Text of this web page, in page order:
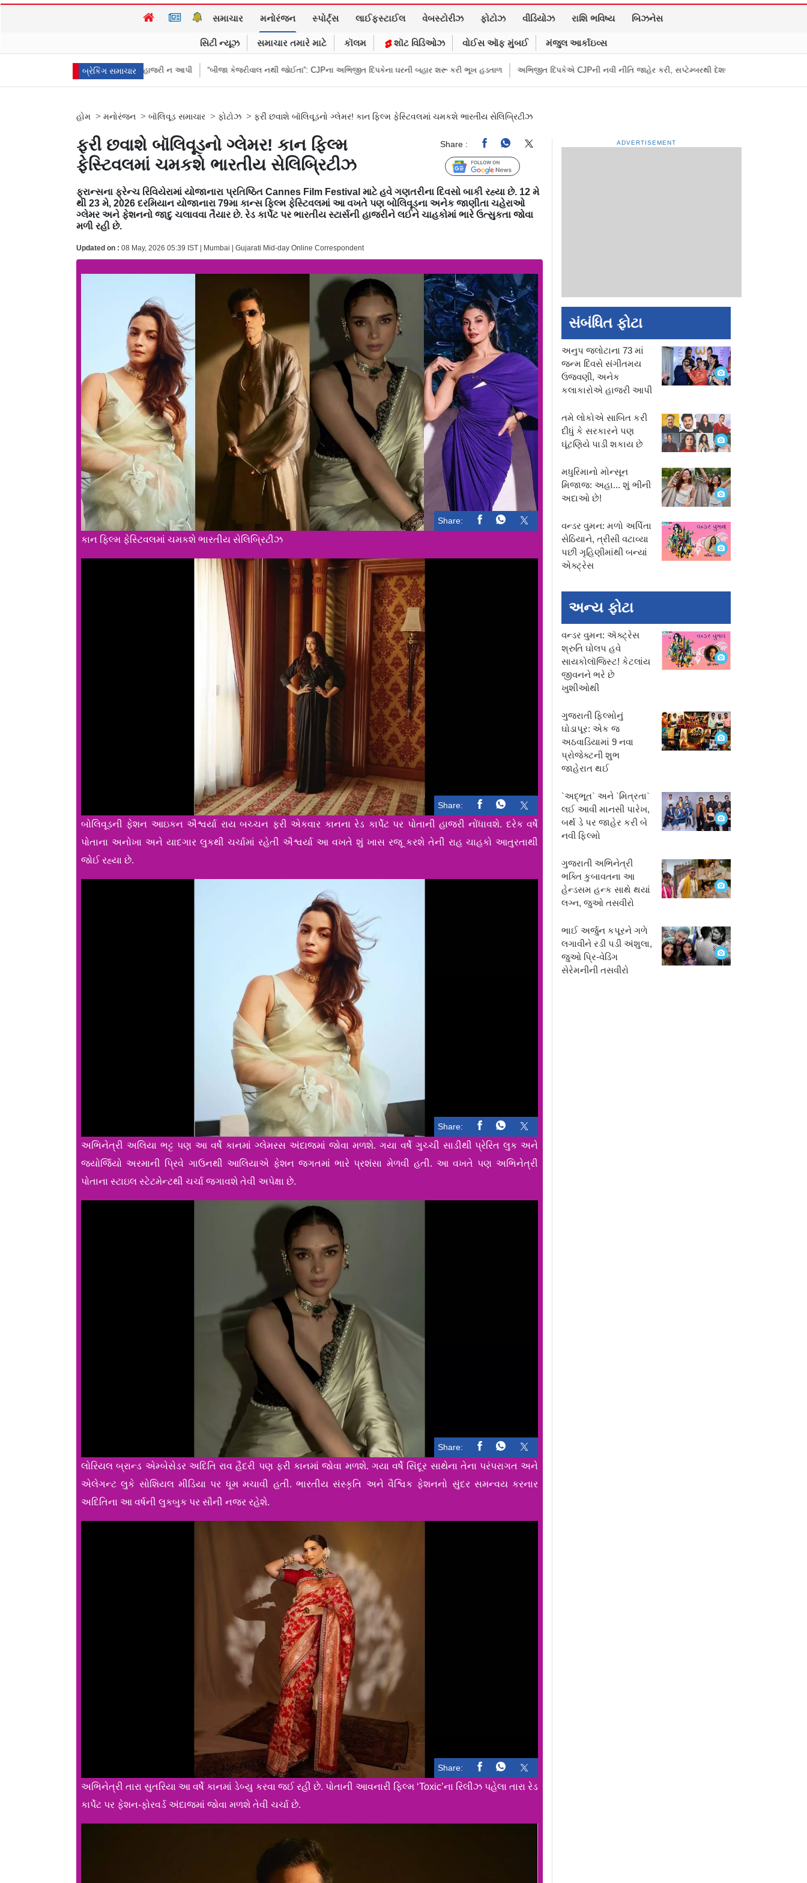
સમાચાર મનોરંજન સ્પોર્ટ્સ લાઈફસ્ટાઈલ વેબસ્ટોરીઝ ફોટોઝ વીડિયોઝ રાશિ ભવિષ્ય બિઝનેસ
સિટી ન્યૂઝ સમાચાર તમારે માટે કૉલમ શૉટ વિડિઓઝ વોઈસ ઑફ મુંબઈ મંજુલ આર્કાઇવ્સ
બ્રેકિંગ સમાચાર
પૈસા મોકલાવ્યા પણ હાજરી ન આપી “બીજા કેજરીવાલ નથી જોઈતા”: CJPના અભિજીત દિપકેના ઘરની બહાર શરૂ કરી ભૂખ હડતાળ અભિજીત દિપકેએ CJPની નવી નીતિ જાહેર કરી, સપ્ટેમ્બરથી દેશભારમાં થશે શરૂ તુકારામ મુંઢે On Fire:
હોમ > મનોરંજન > બૉલિવૂડ સમાચાર > ફોટોઝ > ફરી છવાશે બૉલિવૂડનો ગ્લેમર! કાન ફિલ્મ ફેસ્ટિવલમાં ચમકશે ભારતીય સેલિબ્રિટીઝ
ફરી છવાશે બૉલિવૂડનો ગ્લેમર! કાન ફિલ્મ
ફેસ્ટિવલમાં ચમકશે ભારતીય સેલિબ્રિટીઝ
Share :
Follow Us
ફ્રાન્સના ફ્રેન્ચ રિવિયેરામાં યોજાનારા પ્રતિષ્ઠિત Cannes Film Festival માટે હવે ગણતરીના દિવસો બાકી રહ્યા છે. 12 મે
થી 23 મે, 2026 દરમિયાન યોજાનારા 79મા કાન્સ ફિલ્મ ફેસ્ટિવલમાં આ વખતે પણ બોલિવૂડના અનેક જાણીતા ચહેરાઓ
ગ્લેમર અને ફેશનનો જાદુ ચલાવવા તૈયાર છે. રેડ કાર્પેટ પર ભારતીય સ્ટાર્સની હાજરીને લઈને ચાહકોમાં ભારે ઉત્સુકતા જોવા
મળી રહી છે.
Updated on : 08 May, 2026 05:39 IST | Mumbai | Gujarati Mid-day Online Correspondent
Share:
કાન ફિલ્મ ફેસ્ટિવલમાં ચમકશે ભારતીય સેલિબ્રિટીઝ
Share:
બોલિવૂડની ફેશન આઇકન ઐશ્વર્યા રાય બચ્ચન ફરી એકવાર કાનના રેડ કાર્પેટ પર પોતાની હાજરી નોંધાવશે. દરેક વર્ષે
પોતાના અનોખા અને યાદગાર લુકથી ચર્ચામાં રહેતી ઐશ્વર્યા આ વખતે શું ખાસ રજૂ કરશે તેની રાહ ચાહકો આતુરતાથી
જોઈ રહ્યા છે.
Share:
અભિનેત્રી અલિયા ભટ્ટ પણ આ વર્ષે કાનમાં ગ્લેમરસ અંદાજમાં જોવા મળશે. ગયા વર્ષે ગુચ્ચી સાડીથી પ્રેરિત લુક અને
જ્યોર્જિયો અરમાની પ્રિવે ગાઉનથી આલિયાએ ફેશન જગતમાં ભારે પ્રશંસા મેળવી હતી. આ વખતે પણ અભિનેત્રી
પોતાના સ્ટાઇલ સ્ટેટમેન્ટથી ચર્ચા જગાવશે તેવી અપેક્ષા છે.
Share:
લોરિયલ બ્રાન્ડ એમ્બેસેડર અદિતિ રાવ હૈદરી પણ ફરી કાનમાં જોવા મળશે. ગયા વર્ષે સિંદૂર સાથેના તેના પરંપરાગત અને
એલેગન્ટ લુકે સોશિયલ મીડિયા પર ધૂમ મચાવી હતી. ભારતીય સંસ્કૃતિ અને વૈશ્વિક ફેશનનો સુંદર સમન્વય કરનાર
અદિતિના આ વર્ષની લુકબુક પર સૌની નજર રહેશે.
Share:
અભિનેત્રી તારા સુતરિયા આ વર્ષે કાનમાં ડેબ્યુ કરવા જઈ રહી છે. પોતાની આવનારી ફિલ્મ ‘Toxic’ના રિલીઝ પહેલા તારા રેડ
કાર્પેટ પર ફેશન-ફોરવર્ડ અંદાજમાં જોવા મળશે તેવી ચર્ચા છે.
ADVERTISEMENT
સંબંધિત ફોટા
અનુપ જલોટાના 73 માં
જન્મ દિવસે સંગીતમય
ઉજવણી, અનેક
કલાકારોએ હાજરી આપી
તમે લોકોએ સાબિત કરી
દીધું કે સરકારને પણ
ઘૂંટણિયે પાડી શકાય છે
મધુરિમાનો મોન્સૂન
મિજાજ: અહા... શું ભીની
અદાઓ છે!
વન્ડર વુમન: મળો અર્પિતા
સેઠિયાને, ત્રીસી વટાવ્યા
પછી ગૃહિણીમાંથી બન્યાં
એક્ટ્રેસ
અન્ય ફોટા
વન્ડર વુમન: ઍક્ટ્રેસ
શ્રુતિ ઘોલપ હવે
સાયકોલૉજિસ્ટ! કેટલાંય
જીવનને ભરે છે
ખુશીઓથી
ગુજરાતી ફિલ્મોનું
ઘોડાપૂર: એક જ
અઠવાડિયામાં 9 નવા
પ્રોજેક્ટની શુભ
જાહેરાત થઈ
`અદ્ભૂત` અને `મિત્રતા`
લઈ આવી માનસી પારેખ,
બર્થ ડે પર જાહેર કરી બે
નવી ફિલ્મો
ગુજરાતી અભિનેત્રી
ભક્તિ કુબાવતના આ
હેન્ડસમ હન્ક સાથે થયાં
લગ્ન, જુઓ તસવીરો
ભાઈ અર્જુન કપૂરને ગળે
લગાવીને રડી પડી અંશુલા,
જુઓ પ્રિ-વેડિંગ
સેરેમનીની તસવીરો